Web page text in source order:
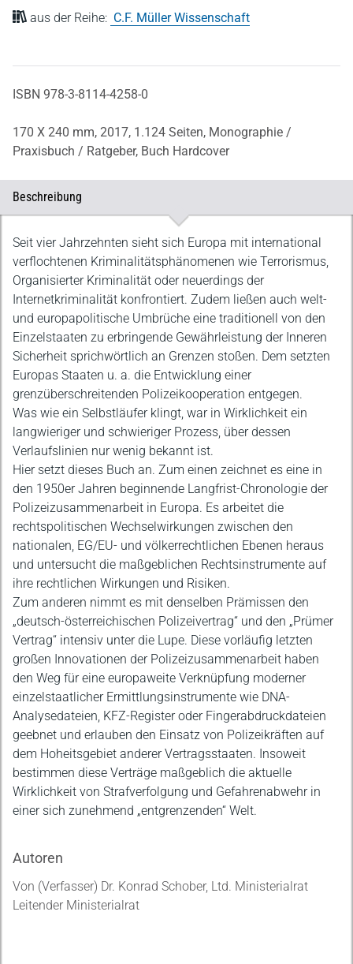
aus der Reihe: C.F. Müller Wissenschaft
ISBN 978-3-8114-4258-0
170 X 240 mm, 2017, 1.124 Seiten, Monographie /
Praxisbuch / Ratgeber, Buch Hardcover
Beschreibung
Beschreibung
Seit vier Jahrzehnten sieht sich Europa mit international
verflochtenen Kriminalitätsphänomenen wie Terrorismus,
Organisierter Kriminalität oder neuerdings der
Internetkriminalität konfrontiert. Zudem ließen auch welt-
und europapolitische Umbrüche eine traditionell von den
Einzelstaaten zu erbringende Gewährleistung der Inneren
Sicherheit sprichwörtlich an Grenzen stoßen. Dem setzten
Europas Staaten u. a. die Entwicklung einer
grenzüberschreitenden Polizeikooperation entgegen.
Was wie ein Selbstläufer klingt, war in Wirklichkeit ein
langwieriger und schwieriger Prozess, über dessen
Verlaufslinien nur wenig bekannt ist.
Hier setzt dieses Buch an. Zum einen zeichnet es eine in
den 1950er Jahren beginnende Langfrist-Chronologie der
Polizeizusammenarbeit in Europa. Es arbeitet die
rechtspolitischen Wechselwirkungen zwischen den
nationalen, EG/EU- und völkerrechtlichen Ebenen heraus
und untersucht die maßgeblichen Rechtsinstrumente auf
ihre rechtlichen Wirkungen und Risiken.
Zum anderen nimmt es mit denselben Prämissen den
„deutsch-österreichischen Polizeivertrag“ und den „Prümer
Vertrag“ intensiv unter die Lupe. Diese vorläufig letzten
großen Innovationen der Polizeizusammenarbeit haben
den Weg für eine europaweite Verknüpfung moderner
einzelstaatlicher Ermittlungsinstrumente wie DNA-
Analysedateien, KFZ-Register oder Fingerabdruckdateien
geebnet und erlauben den Einsatz von Polizeikräften auf
dem Hoheitsgebiet anderer Vertragsstaaten. Insoweit
bestimmen diese Verträge maßgeblich die aktuelle
Wirklichkeit von Strafverfolgung und Gefahrenabwehr in
einer sich zunehmend „entgrenzenden“ Welt.
Autoren
Von (Verfasser) Dr. Konrad Schober, Ltd. Ministerialrat
Leitender Ministerialrat